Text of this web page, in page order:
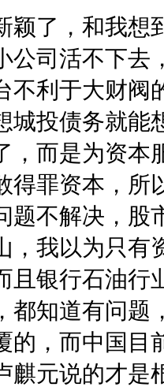
颖了，和我想
公司活不下去
不利于大财阀
城投债务就能
，而是为资本
得罪资本，所
题不解决，股
，我以为只有
且银行石油行
都知道有问题
的，而中国目
麒元说的才是